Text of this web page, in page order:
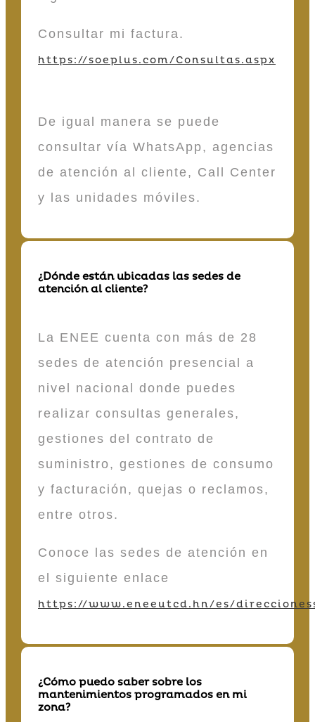
Consultar mi factura.
https://soeplus.com/Consultas.aspx
De igual manera se puede
consultar vía WhatsApp, agencias
de atención al cliente, Call Center
y las unidades móviles.
¿Dónde están ubicadas las sedes de
atención al cliente?
La ENEE cuenta con más de 28
sedes de atención presencial a
nivel nacional donde puedes
realizar consultas generales,
gestiones del contrato de
suministro, gestiones de consumo
y facturación, quejas o reclamos,
entre otros.
Conoce las sedes de atención en
el siguiente enlace
https://www.eneeutcd.hn/es/
¿Cómo puedo saber sobre los
mantenimientos programados en mi
zona?